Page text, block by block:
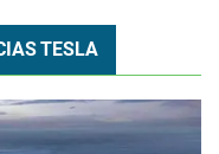
TESLA